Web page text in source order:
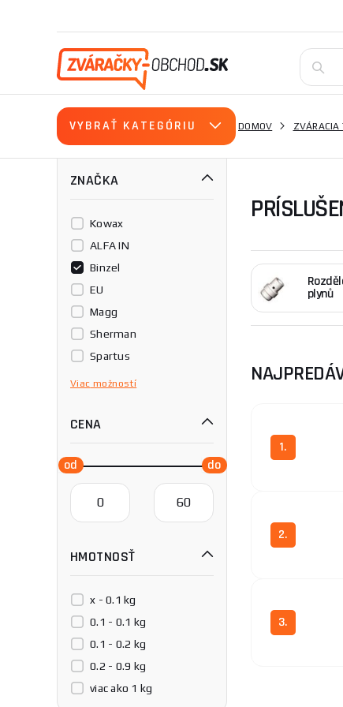
VYBRAŤ KATEGÓRIU DOMOV ZVÁRACIA
ZNAČKA
Kowax
ALFA IN
Binzel
EU
Magg
Sherman
Spartus
TBi Binzel
Telwin
Viac možností
CENA
HMOTNOSŤ
x - 0.1 kg
0.1 - 0.1 kg
0.1 - 0.2 kg
0.2 - 0.9 kg
viac ako 1 kg
plynů
1.
2.
3.